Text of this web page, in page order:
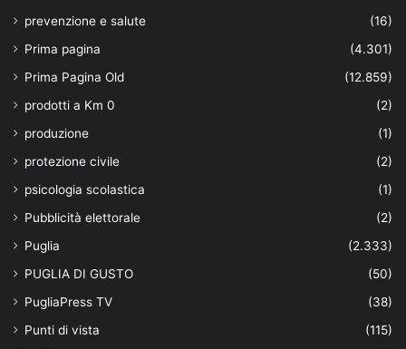
prevenzione e salute
(16)
Prima pagina
(4.301)
Prima Pagina Old
(12.859)
prodotti a Km 0
(2)
produzione
(1)
protezione civile
(2)
psicologia scolastica
(1)
Pubblicità elettorale
(2)
Puglia
(2.333)
PUGLIA DI GUSTO
(50)
PugliaPress TV
(38)
Punti di vista
(115)